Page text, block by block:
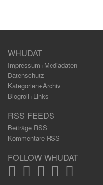
WHUDAT
Impressum+Mediadaten
Datenschutz
Kategorien+Archiv
Blogroll+Links
RSS FEEDS
Beiträge RSS
Kommentare RSS
FOLLOW WHUDAT